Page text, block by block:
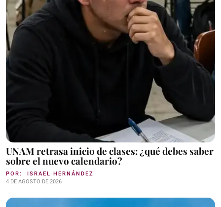
UNAM retrasa inicio de clases: ¿qué debes saber
sobre el nuevo calendario?
POR: ISRAEL HERNÁNDEZ
4 DE AGOSTO DE 2026